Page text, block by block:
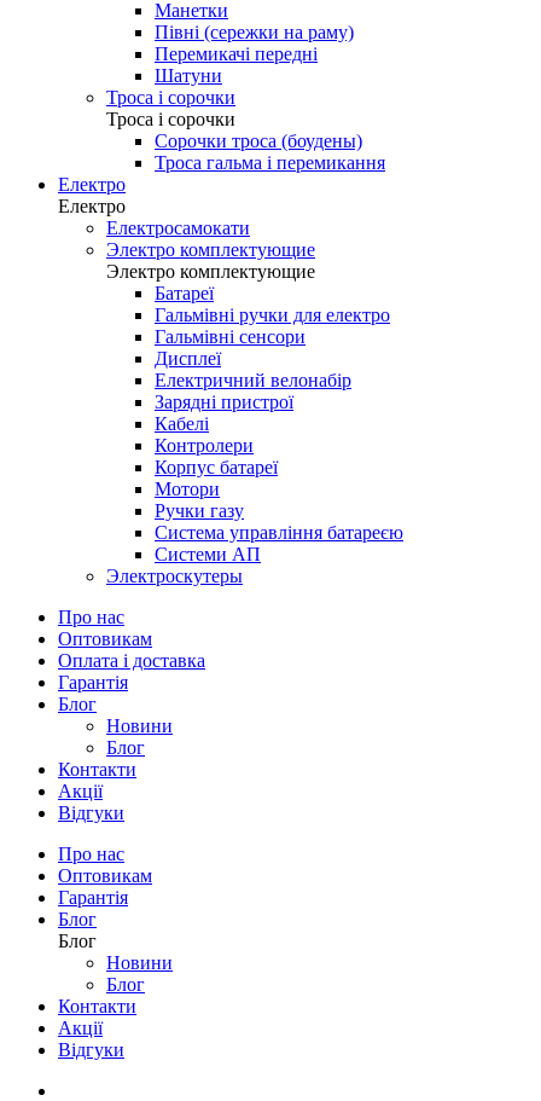
Манетки
Півні (сережки на раму)
Перемикачі передні
Шатуни
Троса і сорочки
Троса і сорочки
Сорочки троса (боудены)
Троса гальма і перемикання
Електро
Електро
Електросамокати
Электро комплектующие
Электро комплектующие
Батареї
Гальмівні ручки для електро
Гальмівні сенсори
Дисплеї
Електричний велонабір
Зарядні пристрої
Кабелі
Контролери
Корпус батареї
Мотори
Ручки газу
Система управління батареєю
Системи АП
Электроскутеры
Про нас
Оптовикам
Оплата і доставка
Гарантія
Блог
Новини
Блог
Контакти
Акції
Відгуки
Про нас
Оптовикам
Гарантія
Блог
Блог
Новини
Блог
Контакти
Акції
Відгуки